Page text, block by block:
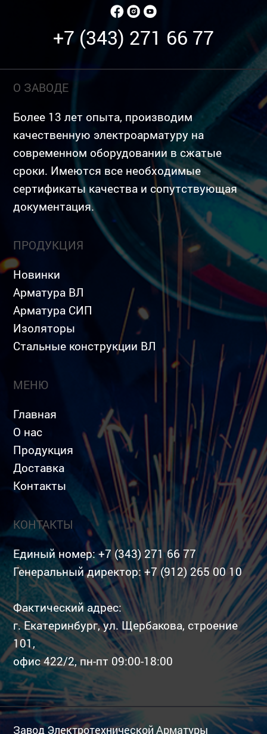
+7 (343) 271 66 77
О ЗАВОДЕ
Более 13 лет опыта, производим
качественную электроарматуру на
современном оборудовании в сжатые
сроки. Имеются все необходимые
сертификаты качества и сопутствующая
документация.
ПРОДУКЦИЯ
Новинки
Арматура ВЛ
Арматура СИП
Изоляторы
Стальные конструкции ВЛ
МЕНЮ
Главная
О нас
Продукция
Доставка
Контакты
КОНТАКТЫ
Единый номер:+7 (343) 271 66 77
Генеральный директор:+7 (912) 265 00 10
Фактический адрес:
г. Екатеринбург, ул. Щербакова, строение
101,
офис 422/2, пн-пт 09:00-18:00
Завод Электротехнической Арматуры